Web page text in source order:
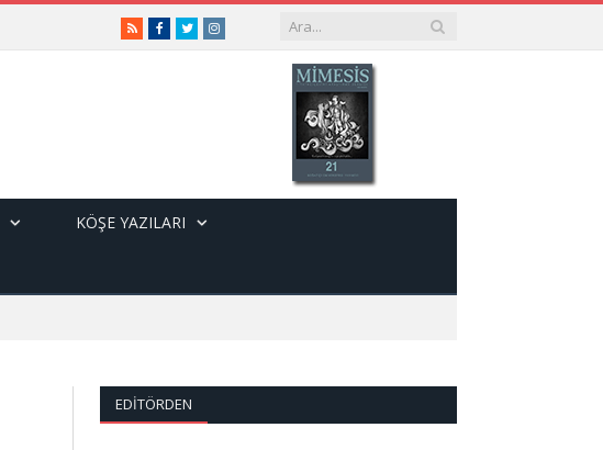
RSSFacebook
TwitterInstagram
KÖŞE YAZILARI
EDITÖRDEN